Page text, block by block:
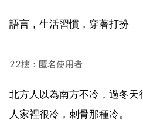
語言，生活習慣，穿著打扮
22樓：匿名使用者
北方人以為南方不冷，過冬
人家裡很冷，刺骨那種冷。